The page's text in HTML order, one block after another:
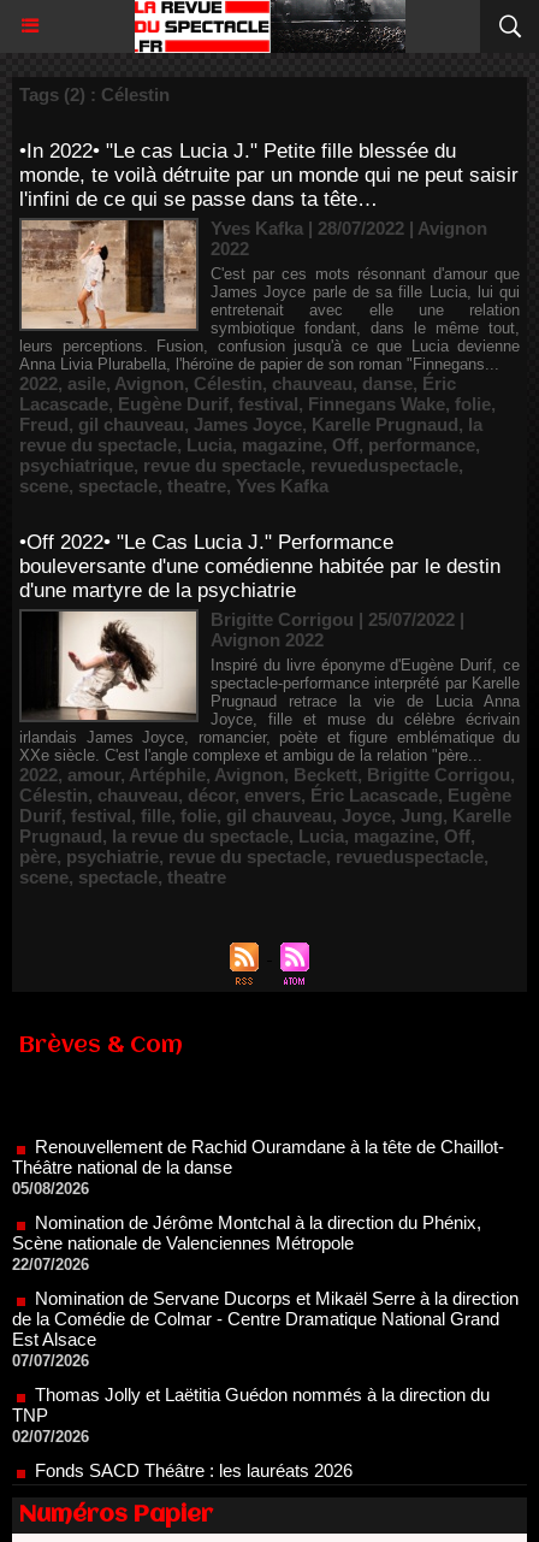
Tags (2) : Célestin
•In 2022• "Le cas Lucia J." Petite fille blessée du
monde, te voilà détruite par un monde qui ne peut saisir
l'infini de ce qui se passe dans ta tête…
Yves Kafka | 28/07/2022 | Avignon
2022
C'est par ces mots résonnant d'amour que
James Joyce parle de sa fille Lucia, lui qui
entretenait avec elle une relation
symbiotique fondant, dans le même tout,
leurs perceptions. Fusion, confusion jusqu'à ce que Lucia devienne
Anna Livia Plurabella, l'héroïne de papier de son roman "Finnegans...
2022, asile, Avignon, Célestin, chauveau, danse, Éric
Lacascade, Eugène Durif, festival, Finnegans Wake, folie,
Freud, gil chauveau, James Joyce, Karelle Prugnaud, la
revue du spectacle, Lucia, magazine, Off, performance,
psychiatrique, revue du spectacle, revueduspectacle,
scene, spectacle, theatre, Yves Kafka
•Off 2022• "Le Cas Lucia J." Performance
bouleversante d'une comédienne habitée par le destin
d'une martyre de la psychiatrie
Brigitte Corrigou | 25/07/2022 |
Avignon 2022
Inspiré du livre éponyme d'Eugène Durif, ce
spectacle-performance interprété par Karelle
Prugnaud retrace la vie de Lucia Anna
Joyce, fille et muse du célèbre écrivain
irlandais James Joyce, romancier, poète et figure emblématique du
XXe siècle. C'est l'angle complexe et ambigu de la relation "père...
2022, amour, Artéphile, Avignon, Beckett, Brigitte Corrigou,
Célestin, chauveau, décor, envers, Éric Lacascade, Eugène
Durif, festival, fille, folie, gil chauveau, Joyce, Jung, Karelle
Prugnaud, la revue du spectacle, Lucia, magazine, Off,
père, psychiatrie, revue du spectacle, revueduspectacle,
scene, spectacle, theatre
Brèves & Com
05/08/2026
Nomination de Jérôme Montchal à la direction du Phénix,
Scène nationale de Valenciennes Métropole
22/07/2026
Nomination de Servane Ducorps et Mikaël Serre à la direction
de la Comédie de Colmar - Centre Dramatique National Grand
Est Alsace
07/07/2026
Thomas Jolly et Laëtitia Guédon nommés à la direction du
TNP
02/07/2026
Fonds SACD Théâtre : les lauréats 2026
23/06/2026
Dispositif ARTCENA Écrire pour le cirque, les lauréats 2026 !
20/06/2026
Le palmarès des prix SACD 2026
Numéros Papier